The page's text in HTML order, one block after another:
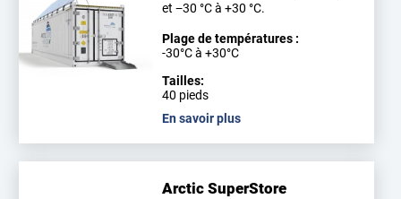
et −30 °C à +30 °C.
Plage de températures :
-30°C à +30°C
Tailles:
40 pieds
En savoir plus
Arctic SuperStore